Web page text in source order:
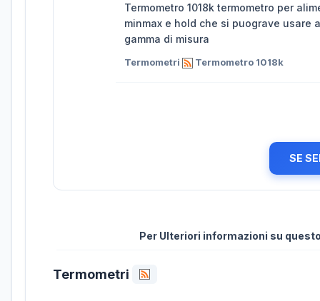
Termometro 1018k termometro per
minmax e hold che si puograve
gamma di misura
Termometri Termometro 1018k
SE
Per Ulteriori informazioni su
Termometri